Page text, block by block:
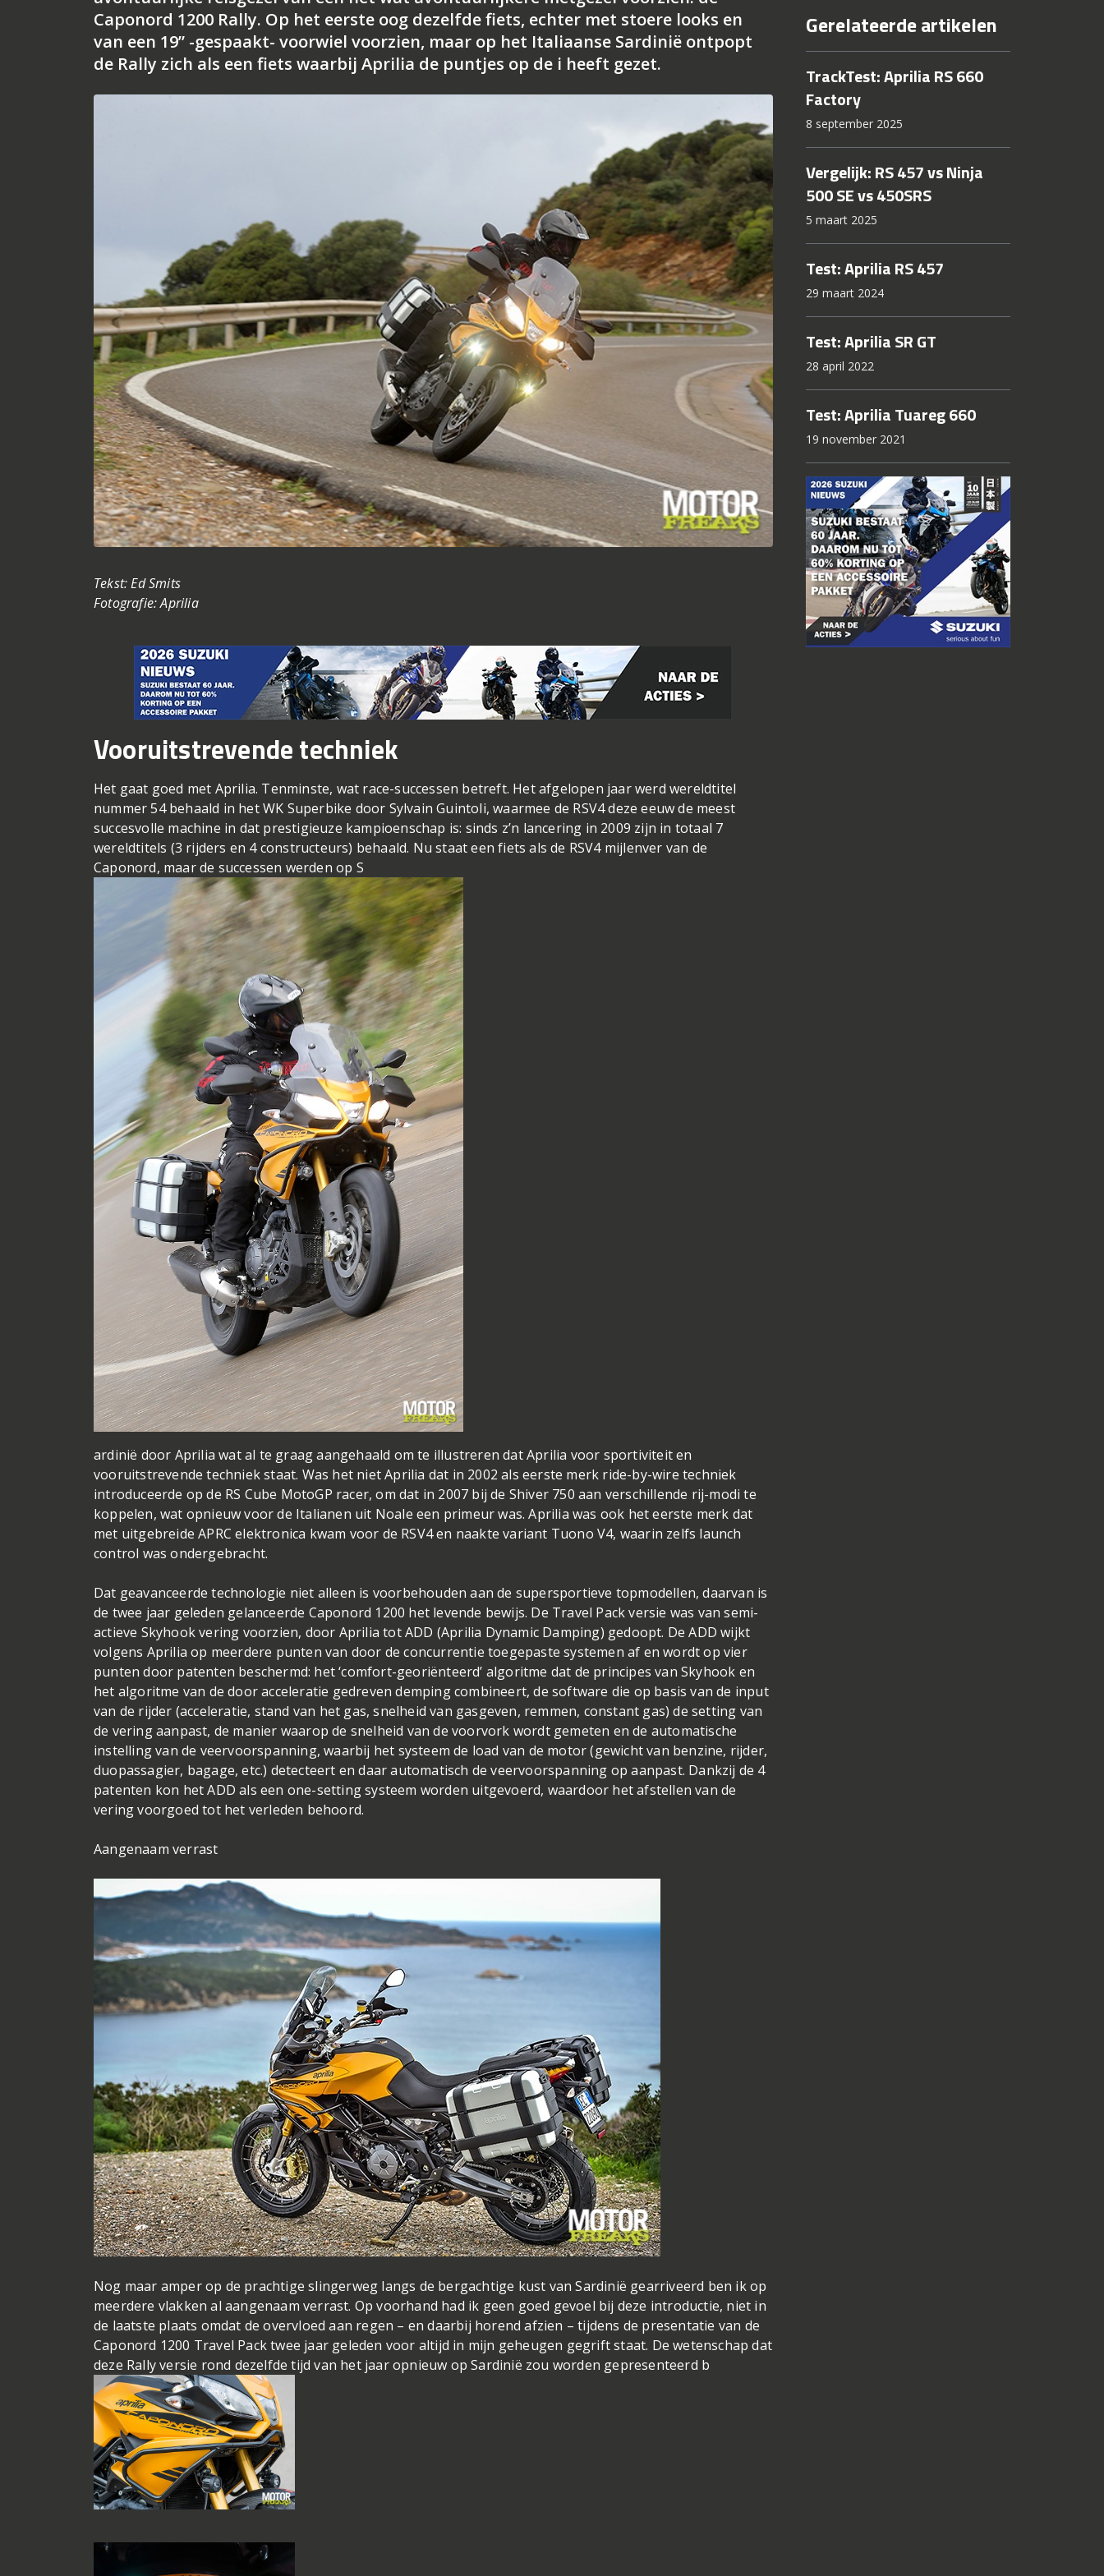
Caponord 1200 Rally. Op het eerste oog dezelfde fiets, echter met stoere looks en
van een 19” -gespaakt- voorwiel voorzien, maar op het Italiaanse Sardinië ontpopt
de Rally zich als een fiets waarbij Aprilia de puntjes op de i heeft gezet.
Tekst: Ed Smits
Fotografie: Aprilia
Vooruitstrevende techniek
Het gaat goed met Aprilia. Tenminste, wat race-successen betreft. Het afgelopen jaar werd wereldtitel
nummer 54 behaald in het WK Superbike door Sylvain Guintoli, waarmee de RSV4 deze eeuw de meest
succesvolle machine in dat prestigieuze kampioenschap is: sinds z’n lancering in 2009 zijn in totaal 7
wereldtitels (3 rijders en 4 constructeurs) behaald. Nu staat een fiets als de RSV4 mijlenver van de
Caponord, maar de successen werden op S
ardinië door Aprilia wat al te graag aangehaald om te illustreren dat Aprilia voor sportiviteit en
vooruitstrevende techniek staat. Was het niet Aprilia dat in 2002 als eerste merk ride-by-wire techniek
introduceerde op de RS Cube MotoGP racer, om dat in 2007 bij de Shiver 750 aan verschillende rij-modi te
koppelen, wat opnieuw voor de Italianen uit Noale een primeur was. Aprilia was ook het eerste merk dat
met uitgebreide APRC elektronica kwam voor de RSV4 en naakte variant Tuono V4, waarin zelfs launch
control was ondergebracht.
Dat geavanceerde technologie niet alleen is voorbehouden aan de supersportieve topmodellen, daarvan is
de twee jaar geleden gelanceerde Caponord 1200 het levende bewijs. De Travel Pack versie was van semi-
actieve Skyhook vering voorzien, door Aprilia tot ADD (Aprilia Dynamic Damping) gedoopt. De ADD wijkt
volgens Aprilia op meerdere punten van door de concurrentie toegepaste systemen af en wordt op vier
punten door patenten beschermd: het ‘comfort-georiënteerd’ algoritme dat de principes van Skyhook en
het algoritme van de door acceleratie gedreven demping combineert, de software die op basis van de input
van de rijder (acceleratie, stand van het gas, snelheid van gasgeven, remmen, constant gas) de setting van
de vering aanpast, de manier waarop de snelheid van de voorvork wordt gemeten en de automatische
instelling van de veervoorspanning, waarbij het systeem de load van de motor (gewicht van benzine, rijder,
duopassagier, bagage, etc.) detecteert en daar automatisch de veervoorspanning op aanpast. Dankzij de 4
patenten kon het ADD als een one-setting systeem worden uitgevoerd, waardoor het afstellen van de
vering voorgoed tot het verleden behoord.
Aangenaam verrast
Nog maar amper op de prachtige slingerweg langs de bergachtige kust van Sardinië gearriveerd ben ik op
meerdere vlakken al aangenaam verrast. Op voorhand had ik geen goed gevoel bij deze introductie, niet in
de laatste plaats omdat de overvloed aan regen – en daarbij horend afzien – tijdens de presentatie van de
Caponord 1200 Travel Pack twee jaar geleden voor altijd in mijn geheugen gegrift staat. De wetenschap dat
deze Rally versie rond dezelfde tijd van het jaar opnieuw op Sardinië zou worden gepresenteerd b
Gerelateerde artikelen
TrackTest: Aprilia RS 660
Factory
8 september 2025
Vergelijk: RS 457 vs Ninja
500 SE vs 450SRS
5 maart 2025
Test: Aprilia RS 457
29 maart 2024
Test: Aprilia SR GT
28 april 2022
Test: Aprilia Tuareg 660
19 november 2021